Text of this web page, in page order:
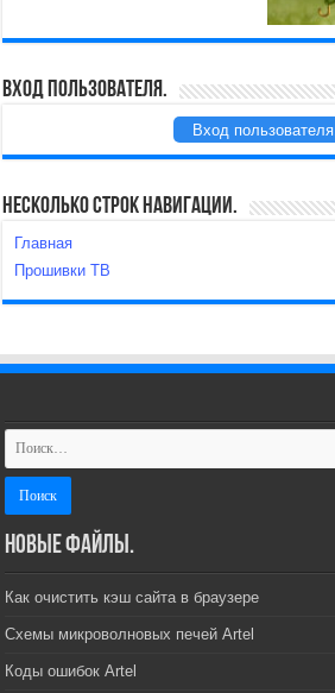
Вход пользователя.
Вход пользователя.
Несколько строк навигации.
Главная
Прошивки ТВ
Новые файлы.
Как очистить кэш сайта в браузере
Схемы микроволновых печей Artel
Коды ошибок Artel